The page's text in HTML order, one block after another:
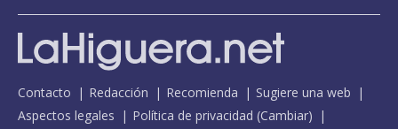
Contacto Redacción Recomienda
Sugiere una web
Aspectos legales
Política de privacidad (Cambiar)